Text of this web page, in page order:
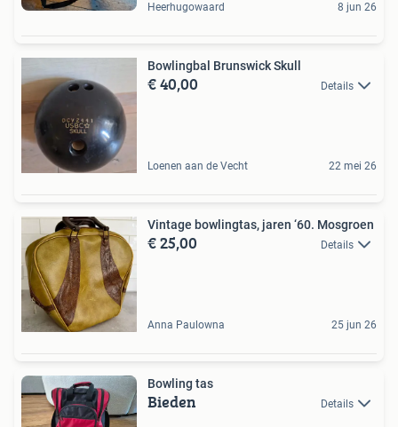
Heerhugowaard 8 jun 26
Bowlingbal Brunswick Skull
€ 40,00 Details
Loenen aan de Vecht 22 mei 26
Vintage bowlingtas, jaren ‘60. Mosgroen
€ 25,00 Details
Anna Paulowna 25 jun 26
Bowling tas
Bieden Details